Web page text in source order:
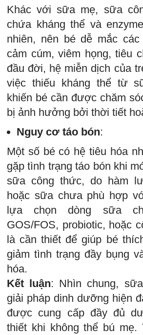
Khác với sữa mẹ, sữa
chứa kháng thể và
nhiên, nên bé dễ mắc
cảm cúm, viêm họng, tiêu
đầu đời, hệ miễn dịch của
việc thiếu kháng thể từ
khiến bé cần được chăm
bị ảnh hưởng bởi thời tiết
Nguy cơ táo bón:
Một số bé có hệ tiêu hóa
gặp tình trạng táo bón khi
sữa công thức, do hàm
hoặc sữa chưa phù hợp
lựa chọn dòng sữa
GOS/FOS, probiotic, hoặc
là cần thiết để giúp bé
giảm tình trạng đầy bụng
hóa.
Kết luận: Nhìn chung,
giải pháp dinh dưỡng hiện
được cung cấp đầy đủ
thiết khi không thể bú mẹ.